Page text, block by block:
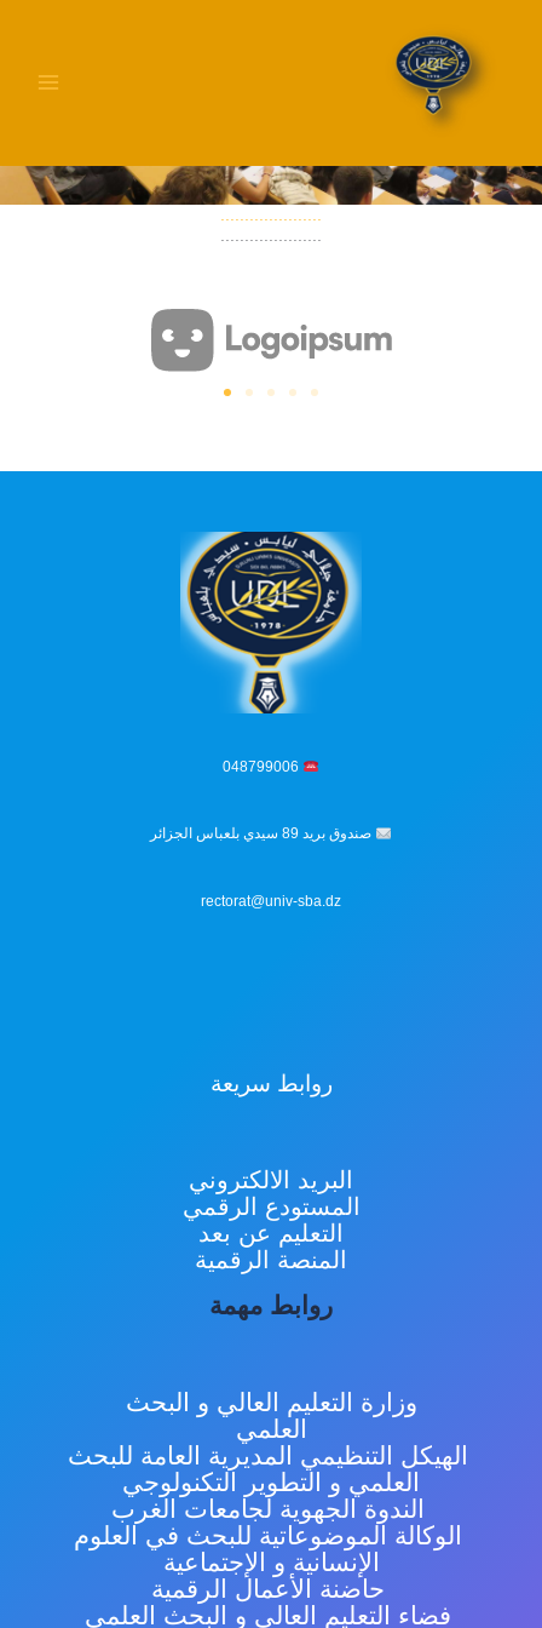
.....................
.....................
صندوق بريد 89 سيدي بلعباس الجزائر
rectorat@univ-sba.dz
روابط سريعة
البريد الالكتروني
المستودع الرقمي
التعليم عن بعد
المنصة الرقمية
روابط مهمة
وزارة التعليم العالي و البحث
العلمي
الهيكل التنظيمي المديرية العامة للبحث
العلمي و التطوير التكنولوجي
الندوة الجهوية لجامعات الغرب
الوكالة الموضوعاتية للبحث في العلوم
الإنسانية و الإجتماعية
حاضنة الأعمال الرقمية
فضاء التعليم العالي و البحث العلمي